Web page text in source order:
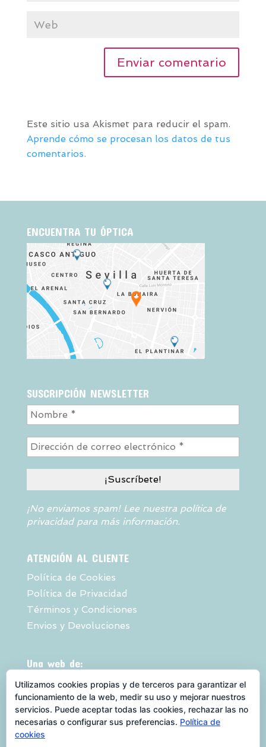
Este sitio usa Akismet para reducir el spam.
Aprende cómo se procesan los datos de tus
comentarios.
ENCUENTRA TU ÓPTICA
SUSCRIPCIÓN NEWSLETTER
¡No enviamos spam! Lee nuestra política de
privacidadpara más información.
ATENCIÓN AL CLIENTE
Política de Cookies
Política de Privacidad
Términos y Condiciones
Envios y Devoluciones
Una web de:
Utilizamos cookies propias y de terceros para garantizar el
funcionamiento de la web, medir su uso y mejorar nuestros
servicios. Puede aceptar todas las cookies, rechazar las no
necesarias o configurar sus preferencias. Política de
cookies